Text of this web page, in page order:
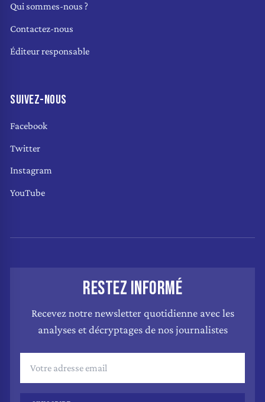
Qui sommes-nous ?
Contactez-nous
Éditeur responsable
SUIVEZ-NOUS
Facebook
Twitter
Instagram
YouTube
RESTEZ INFORMÉ
Recevez notre newsletter quotidienne avec les
analyses et décryptages de nos journalistes